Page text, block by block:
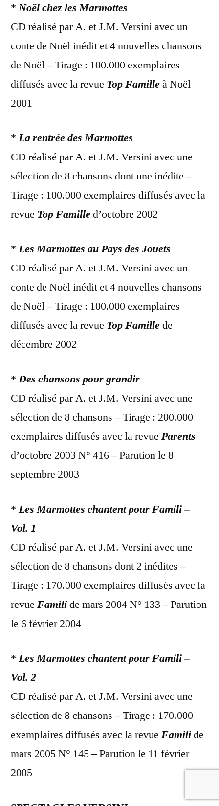
*Noël chez les Marmottes
CD réalisé par A. et J.M. Versini avec un
conte de Noël inédit et 4 nouvelles chansons
de Noël – Tirage : 100.000 exemplaires
diffusés avec la revue Top Familleà Noël
2001
* La rentrée des Marmottes
CD réalisé par A. et J.M. Versini avec une
sélection de 8 chansons dont une inédite –
Tirage : 100.000 exemplaires diffusés avec la
revue Top Familled’octobre 2002
* Les Marmottes au Pays des Jouets
CD réalisé par A. et J.M. Versini avec un
conte de Noël inédit et 4 nouvelles chansons
de Noël – Tirage : 100.000 exemplaires
diffusés avec la revue Top Famillede
décembre 2002
* Des chansons pour grandir
CD réalisé par A. et J.M. Versini avec une
sélection de 8 chansons – Tirage : 200.000
exemplaires diffusés avec la revue Parents
d’octobre 2003 N° 416 – Parution le 8
septembre 2003
* Les Marmottes chantent pour Famili –
Vol. 1
CD réalisé par A. et J.M. Versini avec une
sélection de 8 chansons dont 2 inédites –
Tirage : 170.000 exemplaires diffusés avec la
revue Familide mars 2004 N° 133 – Parution
le 6 février 2004
* Les Marmottes chantent pour Famili –
Vol. 2
CD réalisé par A. et J.M. Versini avec une
sélection de 8 chansons – Tirage : 170.000
exemplaires diffusés avec la revue Familide
mars 2005 N° 145 – Parution le 11 février
2005